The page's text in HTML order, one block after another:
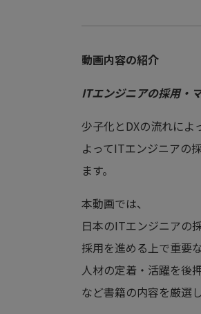
動画内容の紹介
ITエンジニアの採用・
少子化とDXの流れによ
よってITエンジニアの
ます。
本動画では、
日本のITエンジニアの
採用を進める上で重要
人材の定着・活躍を後
など書籍の内容を厳選